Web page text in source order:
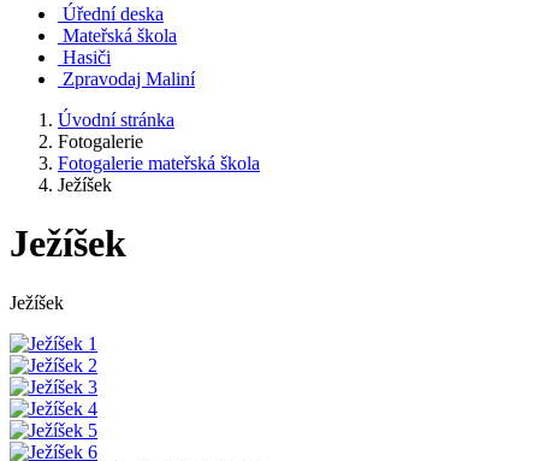
Úřední deska
Mateřská škola
Hasiči
Zpravodaj Maliní
Úvodní stránka
Fotogalerie
Fotogalerie mateřská škola
Ježíšek
Ježíšek
Ježíšek